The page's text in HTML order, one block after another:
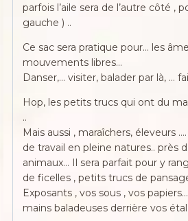
parfois l’aile sera de l’autre côté ,
gauche ) ..
Ce sac sera pratique pour… les
mouvements libres…
Danser,… visiter, balader par là, …
Hop, les petits trucs qui ont du
..
Mais aussi , maraîchers, éleveurs
de travail en pleine natures.. près
animaux… Il sera parfait pour y
de ficelles , petits trucs de
Exposants , vos sous , vos
mains baladeuses derrière vos